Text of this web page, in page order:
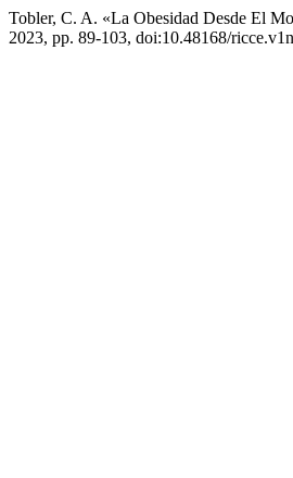
Tobler, C. A. «La Obesidad Desde El
2023, pp. 89-103, doi:10.48168/